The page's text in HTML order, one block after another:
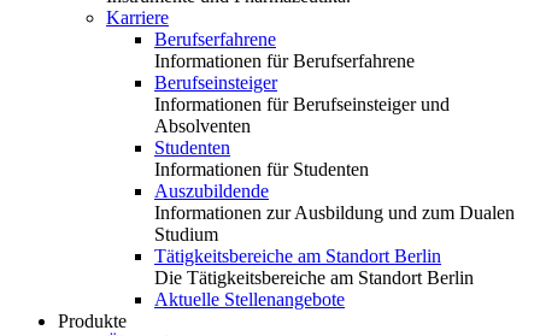
Karriere
Berufserfahrene
Informationen für Berufserfahrene
Berufseinsteiger
Informationen für Berufseinsteiger und
Absolventen
Studenten
Informationen für Studenten
Auszubildende
Informationen zur Ausbildung und zum Dualen
Studium
Tätigkeitsbereiche am Standort Berlin
Die Tätigkeitsbereiche am Standort Berlin
Aktuelle Stellenangebote
Produkte